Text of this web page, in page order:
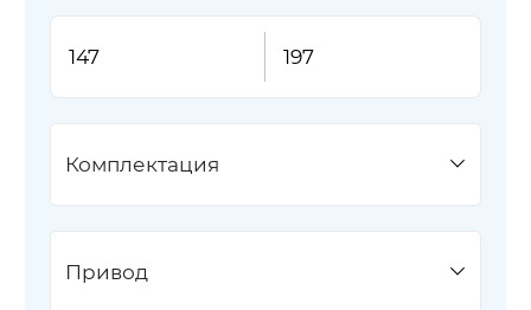
Комплектация
Привод